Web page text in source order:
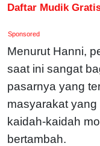
Daftar Mudik
Sponsored
Menurut Hanni,
saat ini sangat
pasarnya yang
masyarakat
kaidah-kaidah
bertambah.